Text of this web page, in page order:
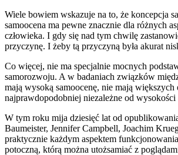
Wiele bowiem wskazuje na to, że koncepcja
samoocena ma pewne znacznie dla różnych
człowieka. I gdy się nad tym chwilę
przyczynę. I żeby tą przyczyną była akurat
Co więcej, nie ma specjalnie mocnych
samorozwoju. A w badaniach związków
mają wysoką samoocenę, nie mają
najprawdopodobniej niezależne od
W tym roku mija dziesięć lat od
Baumeister, Jennifer Campbell, Joachim
praktycznie każdym aspektem
potoczną, którą można utożsamiać z